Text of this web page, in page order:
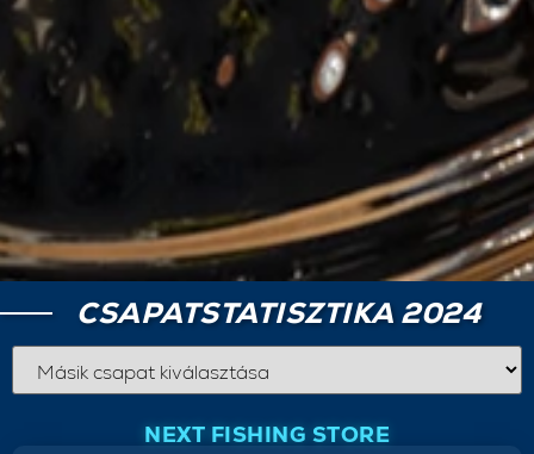
CSAPATSTATISZTIKA 2024
NEXT FISHING STORE